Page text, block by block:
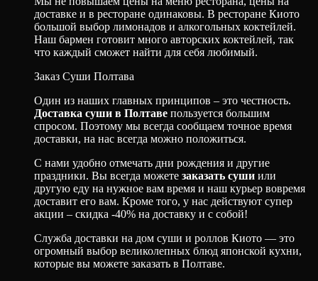
доставке и в ресторане одинаковы. В ресторане Киото
большой выбор лимонадов и алкогольных коктейлей.
Наш бармен готовит много авторских коктейлей, так
что каждый сможет найти для себя любимый.
Заказ Суши Полтава
Один из наших главных принципов – это честность.
Доставка суши в Полтаве пользуется большим
спросом. Поэтому мы всегда сообщаем точное время
доставки, на нас всегда можно положиться.
С нами удобно отмечать дни рождения и другие
праздники. Вы всегда можете заказать суши или
другую еду на нужное вам время и наш курьер вовремя
доставит его вам. Кроме того, у нас действуют супер
акции – скидка -40% на доставку и с собой!
Служба доставки на дом суши и роллов Киото — это
огромный выбор великолепных блюд японской кухни,
которые вы можете заказать в Полтаве.